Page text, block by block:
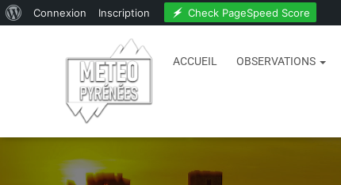
Connexion Inscription Check PageSpeed Score
ACCUEIL OBSERVATIONS